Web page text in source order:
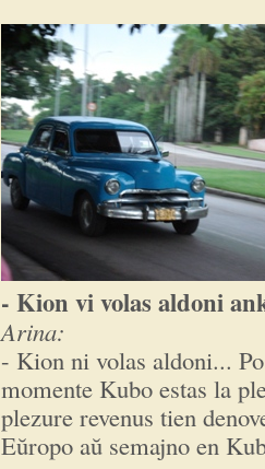
- Kion vi volas aldoni
Arina:
- Kion ni volas aldoni...
momente Kubo estas la
plezure revenus tien
Eŭropo aŭ semajno en